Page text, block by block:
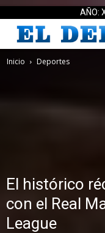
AÑO:
Inicio Deportes
El histórico
con el Real
League